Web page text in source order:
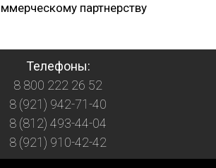
партнерству
Телефоны:
8 800 222 26 52
8 (921) 942-71-40
8 (812) 493-44-04
8 (921) 910-42-42